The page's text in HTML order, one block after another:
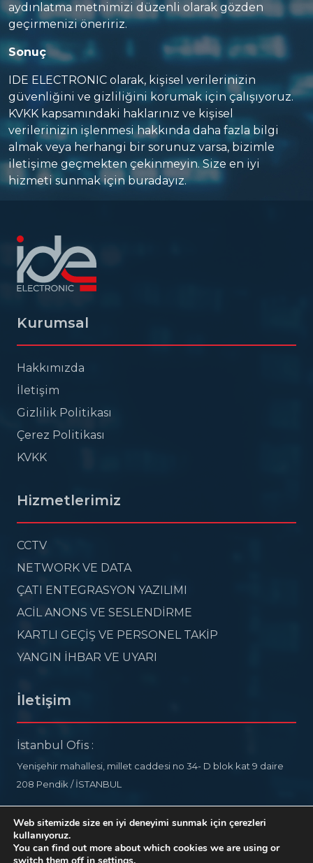
aydınlatma metnimizi düzenli olarak gözden
geçirmenizi öneririz.
Sonuç
IDE ELECTRONIC olarak, kişisel verilerinizin
güvenliğini ve gizliliğini korumak için çalışıyoruz.
KVKK kapsamındaki haklarınız ve kişisel
verilerinizin işlenmesi hakkında daha fazla bilgi
almak veya herhangi bir sorunuz varsa, bizimle
iletişime geçmekten çekinmeyin. Size en iyi
hizmeti sunmak için buradayız.
Kurumsal
Hakkımızda
İletişim
Gizlilik Politikası
Çerez Politikası
KVKK
Hizmetlerimiz
CCTV
NETWORK VE DATA
ÇATI ENTEGRASYON YAZILIMI
ACİL ANONS VE SESLENDİRME
KARTLI GEÇİŞ VE PERSONEL TAKİP
YANGIN İHBAR VE UYARI
İletişim
İstanbul Ofis :
Yenişehir mahallesi, millet caddesi no 34- D blok kat 9 daire
208 Pendik / İSTANBUL
+90 532 578 76 54
Web sitemizde size en iyi deneyimi sunmak için çerezleri
kullanıyoruz.
You can find out more about which cookies we are using or